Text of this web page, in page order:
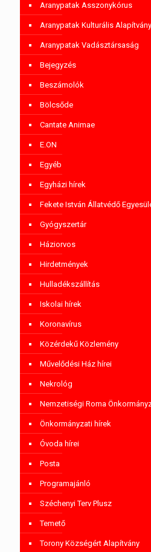
Aranypatak Asszonykórus
Aranypatak Kulturális Alapítvány
Aranypatak Vadásztársaság
Bejegyzés
Beszámolók
Bölcsőde
Cantate Animae
E.ON
Egyéb
Egyházi hírek
Fekete István Állatvédő
Gyógyszertár
Háziorvos
Hirdetmények
Hulladékszállítás
Iskolai hírek
Koronavírus
Közérdekű Közlemény
Művelődési Ház hírei
Nekrológ
Nemzetiségi Roma
Önkormányzati hírek
Óvoda hírei
Posta
Programajánló
Széchenyi Terv Plusz
Temető
Torony Községért Alapítvány